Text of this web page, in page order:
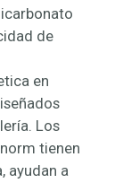
de
en
Los
tienen
ayudan a